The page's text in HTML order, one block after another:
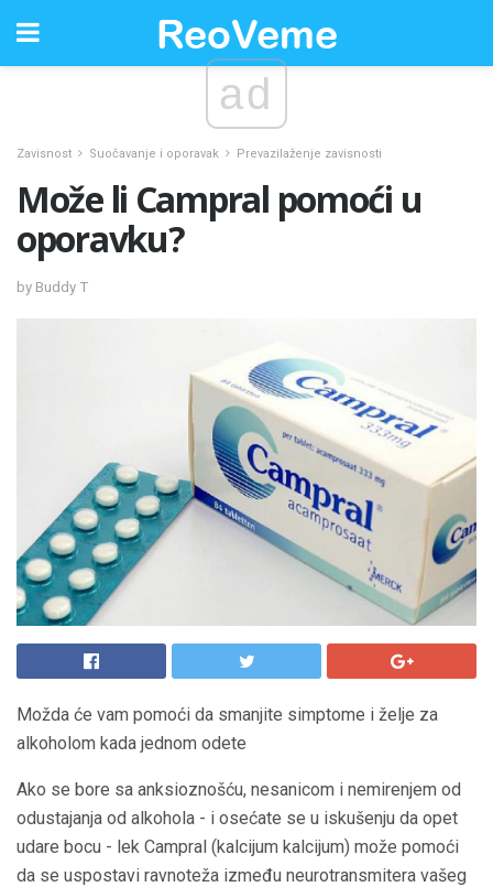
ad
Zavisnost Suočavanje i oporavak Prevazilaženje zavisnosti
Može li Campral pomoći u
oporavku?
by Buddy T
Možda će vam pomoći da smanjite simptome i želje za
alkoholom kada jednom odete
Ako se bore sa anksioznošću, nesanicom i nemirenjem od
odustajanja od alkohola - i osećate se u iskušenju da opet
udare bocu - lek Campral (kalcijum kalcijum) može pomoći
da se uspostavi ravnoteža između neurotransmitera vašeg